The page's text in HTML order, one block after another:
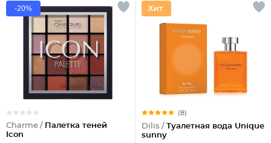
-20%
Charme / Палетка теней
Icon
(8)
Dilis / Туалетная вода Unique
sunny